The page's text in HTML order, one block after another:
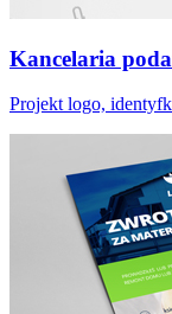
Kancelaria
Projekt logo,